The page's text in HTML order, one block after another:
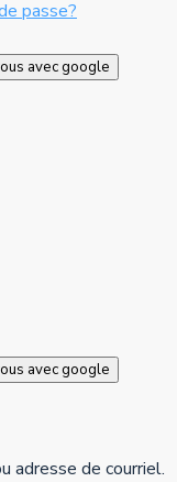
passe?
avec google
avec google
adresse de courriel.